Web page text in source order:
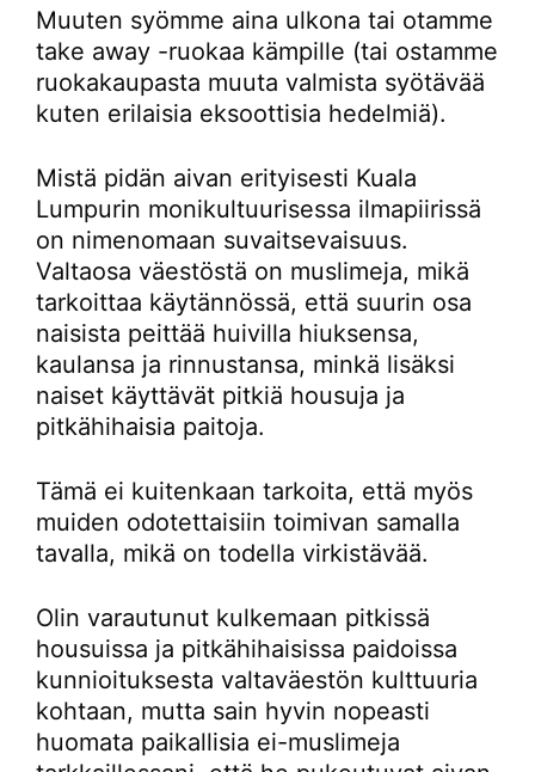
Muuten syömme aina ulkona tai otamme
take away -ruokaa kämpille (tai ostamme
ruokakaupasta muuta valmista syötävää
kuten erilaisia eksoottisia hedelmiä).
Mistä pidän aivan erityisesti Kuala
Lumpurin monikultuurisessa ilmapiirissä
on nimenomaan suvaitsevaisuus.
Valtaosa väestöstä on muslimeja, mikä
tarkoittaa käytännössä, että suurin osa
naisista peittää huivilla hiuksensa,
kaulansa ja rinnustansa, minkä lisäksi
naiset käyttävät pitkiä housuja ja
pitkähihaisia paitoja.
Tämä ei kuitenkaan tarkoita, että myös
muiden odotettaisiin toimivan samalla
tavalla, mikä on todella virkistävää.
Olin varautunut kulkemaan pitkissä
housuissa ja pitkähihaisissa paidoissa
kunnioituksesta valtaväestön kulttuuria
kohtaan, mutta sain hyvin nopeasti
huomata paikallisia ei-muslimeja